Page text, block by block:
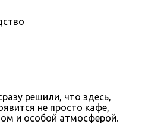
решили, что здесь,
не просто кафе,
и особой атмосферой.